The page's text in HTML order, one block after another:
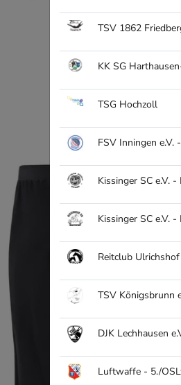
TSV 1862
KK SG
TSG Hochzoll
FSV Inningen e.V.
Kissinger SC e.V. -
Kissinger SC e.V.
Reitclub
TSV Königsbrunn
DJK Lechhausen
Luftwaffe - 5./